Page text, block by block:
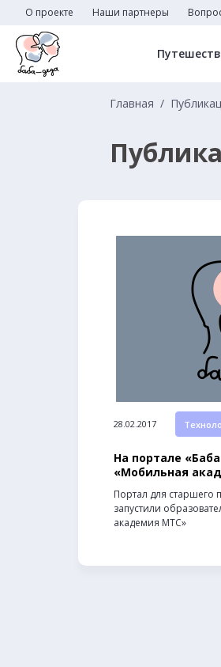
О проекте Наши партнеры
Главная
28.02.2017
На портале
«Мобильная
Портал для
запустили
академия МТС»